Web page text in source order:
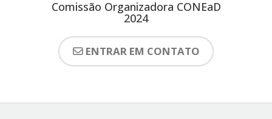
Comissão Organizadora CONEaD
2024
ENTRAR EM CONTATO